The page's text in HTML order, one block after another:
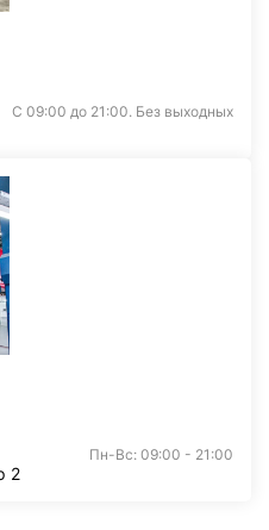
С 09:00 до 21:00. Без выходных
Пн-Вс: 09:00 - 21:00
2